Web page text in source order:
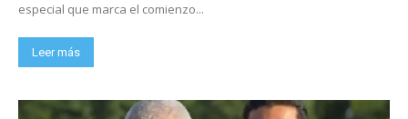
especial que marca el comienzo...
Leer más